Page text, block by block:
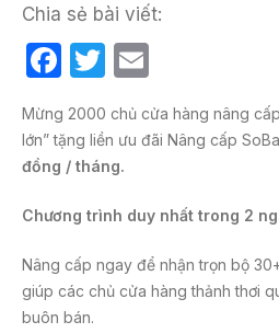
Chia sẻ bài viết:
F
c
e
b
o
o
k
T
itt
er
ail
Mừng 2000 chủ cửa hàng nâng
lớn” tặng liền ưu đãi Nâng cấp
đồng / tháng.
Chương trình duy nhất trong 2
Nâng cấp ngay để nhận trọn bộ
giúp các chủ cửa hàng thảnh thơi
buôn bán.